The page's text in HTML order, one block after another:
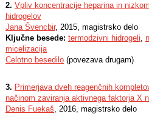
2. Vpliv koncentracije heparina in
hidrogelov
Jana Švencbir, 2015, magistrsko delo
Ključne besede: termodzivni hidrogeli,
micelizacija
Celotno besedilo (povezava drugam)
3. Primerjava dveh reagenčnih
načinom zaviranja aktivnega faktorja X
Denis Fuekaš, 2016, magistrsko delo